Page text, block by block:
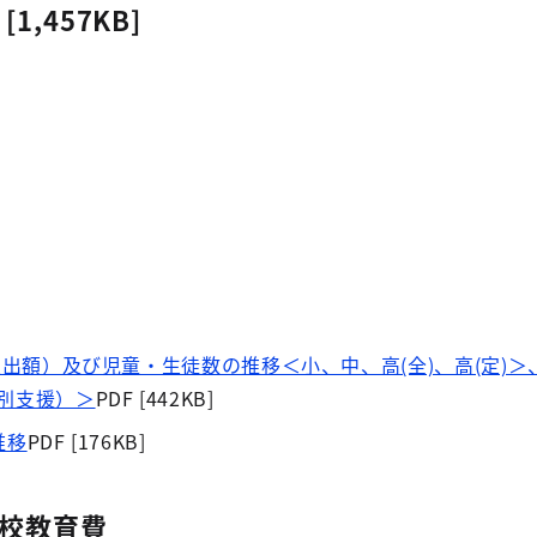
[1,457KB]
）及び児童・生徒数の推移＜小、中、高(全)、高(定)＞
支援）＞PDF [442KB]
移PDF [176KB]
教育費